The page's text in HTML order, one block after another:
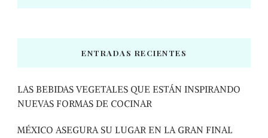
ENTRADAS RECIENTES
LAS BEBIDAS VEGETALES QUE ESTÁN INSPIRANDO
NUEVAS FORMAS DE COCINAR
MÉXICO ASEGURA SU LUGAR EN LA GRAN FINAL